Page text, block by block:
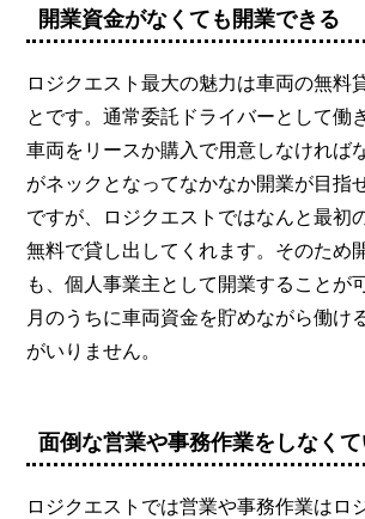
開業資金がなくても開業できる
ロジクエスト最大の魅力は車両の無料
とです。通常委託ドライバーとして働
車両をリースか購入で用意しなければ
がネックとなってなかなか開業が目指
ですが、ロジクエストではなんと最初
無料で貸し出してくれます。そのため
も、個人事業主として開業することが
月のうちに車両資金を貯めながら働け
がいりません。
面倒な営業や事務作業をしなく
ロジクエストでは営業や事務作業はロ